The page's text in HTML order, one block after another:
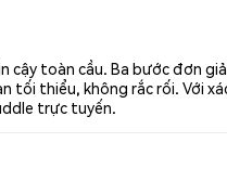
toàn cầu. Ba bước đơn
thiểu, không rắc rối. Với
trực tuyến.